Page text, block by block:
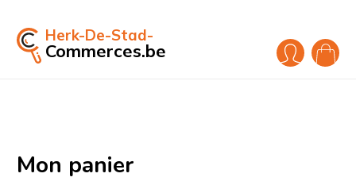
Herk-De-Stad-
Commerces.be
Mon panier